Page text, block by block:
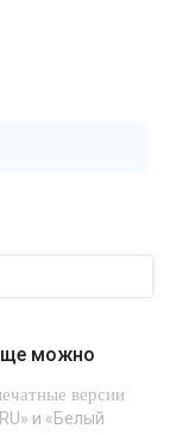
можно
версии
и «Белый